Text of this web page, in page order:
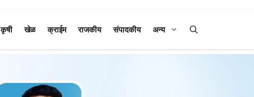
कृषी खेळ क्राईम राजकीय संपादकीय अन्य